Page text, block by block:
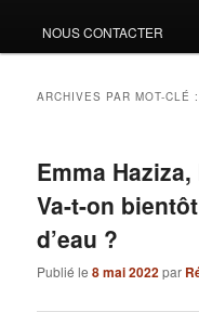
NOUS CONTACTER
ARCHIVES PAR MOT-CLÉ
Emma
Va-t-on
d’eau ?
Publié le8 mai 2022par